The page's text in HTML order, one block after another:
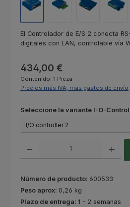
El Controlador de E/S 2 conecta
digitales con LAN, controlable vía
Precio normal:
434,00 €
Contenido: 1 Pieza
Precios más IVA, más gastos de envío
Seleccione
Seleccione la variante I-O-
Número de producto: 600533
Peso aprox: 0,26 kg
Plazo de entrega: 1 - 2 semanas